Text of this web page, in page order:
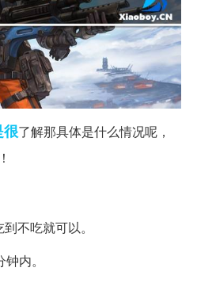
很了解那具体是什么情况呢，
不吃就可以。
内。